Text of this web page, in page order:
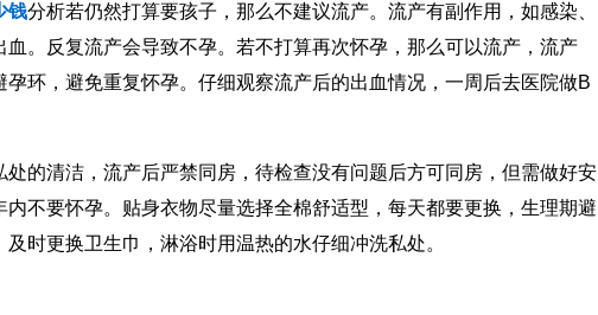
钱分析若仍然打算要孩子，那么不建议流产。流产有副作用，如感染、
血。反复流产会导致不孕。若不打算再次怀孕，那么可以流产，流产
孕环，避免重复怀孕。仔细观察流产后的出血情况，一周后去医院做B
清洁，流产后严禁同房，待检查没有问题后方可同房，但需做好安
内不要怀孕。贴身衣物尽量选择全棉舒适型，每天都要更换，生理期避
时更换卫生巾，淋浴时用温热的水仔细冲洗私处。